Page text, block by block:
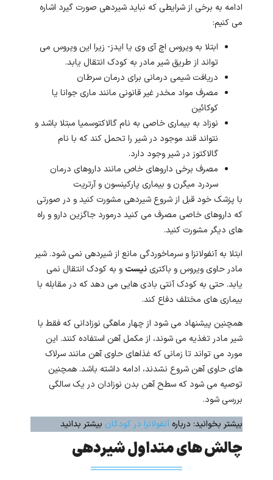
ادامه به برخی از شرایطی که نباید شیردهی صورت گیرد اشاره
می کنیم:
ابتلا به ویروس اچ آی وی یا ایدز- زیرا این ویروس می
تواند از طریق شیر مادر به کودک انتقال یابد.
دریافت شیمی درمانی برای درمان سرطان
مصرف مواد مخدر غیر قانونی مانند ماری جوانا یا
کوکائین
نوزاد به بیماری خاصی به نام گالاکتوسمیا مبتلا باشد و
نتواند قند موجود در شیر را تحمل کند که با نام
گالاکتوز در شیر وجود دارد.
مصرف برخی داروهای خاص مانند داروهای درمان
سردرد میگرن و بیماری پارکینسون و آرتریت
با پزشک خود قبل از شروع شیردهی مشورت کنید و در صورتی
که داروهای خاصی مصرف می کنید درمورد جاگزین دارو و راه
های دیگر مشورت کنید.
ابتلا به آنفولانزا و سرماخوردگی مانع از شیردهی نمی شود. شیر
مادر حاوی ویروس و باکتری نیست و به کودک انتقال نمی
یابد. حتی به کودک آنتی بادی هایی می دهد که در مقابله با
بیماری های مختلف دفاع کند.
همچنین پیشنهاد می شود از چهار ماهگی نوزادانی که فقط با
شیر مادر تغذیه می شوند، از مکمل آهن استفاده کنند. این
مورد می تواند تا زمانی که غذاهای حاوی آهن مانند سرلاک
های حاوی آهن شروع نشدند، ادامه داشته باشد. همچنین
توصیه می شود که سطح آهن بدن نوزادان در یک سالگی
بررسی شود.
بیشتر بخوانید: درباره آنفولانزا در کودکان بیشتر بدانید
چالش های متداول شیردهی